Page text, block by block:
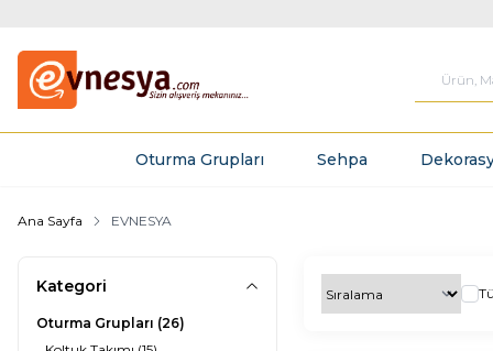
Oturma Grupları Sehpa
Ana Sayfa EVNESYA
Kategori
Oturma Grupları (26)